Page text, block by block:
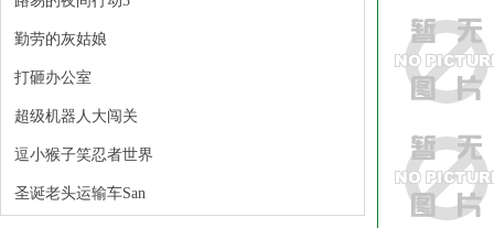
勤劳的灰姑娘
打砸办公室
超级机器人大闯关
逗小猴子笑忍者世界
圣诞老头运输车San